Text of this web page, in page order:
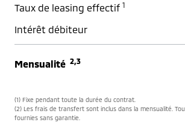
Taux de leasing effectif 1
Intérêt débiteur
Mensualité 2,3
(1) Fixe pendant toute la durée du contrat.
(2) Les frais de transfert sont inclus dans la mensualité.
fournies sans garantie.